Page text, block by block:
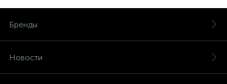
Бренды
Новости